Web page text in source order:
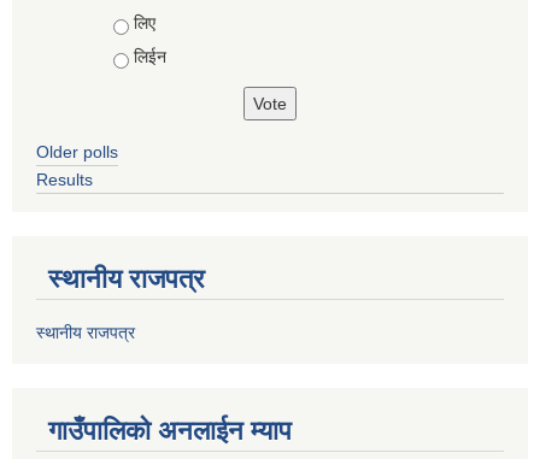
Choices
लिए
लिईन
Older polls
Results
स्थानीय राजपत्र
स्थानीय राजपत्र
गाउँपालिको अनलाईन म्याप